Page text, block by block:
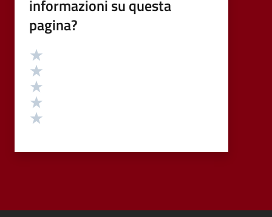
informazioni su questa
pagina?
Valutazione